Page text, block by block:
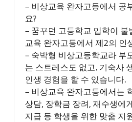
– 비상교육 완자고등에서 공
요?
– 꿈꾸던 고등학교 입학이
교육 완자고등에서 제2의 인
– 숙박형 비상고등학교라 부
는 스트레스도 없고, 기숙사
인생 경험을 할 수 있습니다.
– 비상교육 완자고등에서는
상담, 장학금 장려, 재수생에
지급 등 학생을 위한 맞춤 지